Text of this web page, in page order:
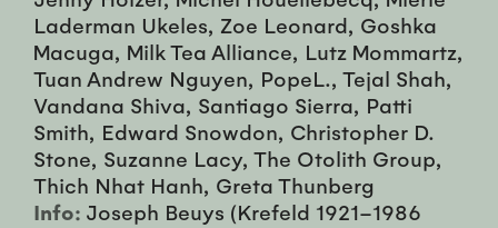
Laderman Ukeles, Zoe Leonard, Goshka
Macuga, Milk Tea Alliance, Lutz Mommartz,
Tuan Andrew Nguyen, PopeL., Tejal Shah,
Vandana Shiva, Santiago Sierra, Patti
Smith, Edward Snowdon, Christopher D.
Stone, Suzanne Lacy, The Otolith Group,
Thich Nhat Hanh, Greta Thunberg
Info: Joseph Beuys (Krefeld 1921–1986